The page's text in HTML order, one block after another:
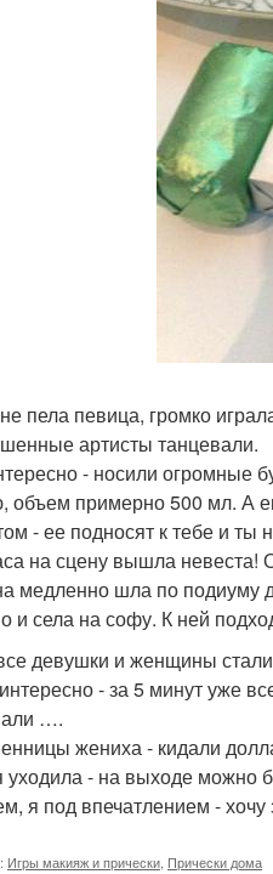
пела певица, громко
артисты танцевали.
- носили огромные
объем примерно 500 мл. А
- ее подносят к тебе и
на сцену вышла невеста!
медленно шла по подиуму
и села на софу. К ней
девушки и женщины
- за 5 минут уже
….
жениха - кидали
уходила - на выходе можно
я под впечатлением - хочу
Игры макияж и прически Прически дома